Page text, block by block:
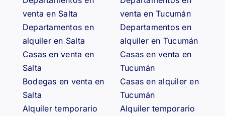
venta en Salta
Departamentos en
alquiler en Salta
Casas en venta en
Salta
Bodegas en venta en
Salta
Alquiler temporario
venta en Tucumán
Departamentos en
alquiler en Tucumán
Casas en venta en
Tucumán
Casas en alquiler en
Tucumán
Alquiler temporario